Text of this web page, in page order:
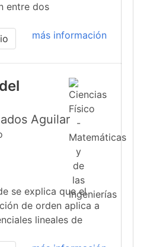
entre dos
más información
Aguilar
se explica que el
de orden aplica a
lineales de